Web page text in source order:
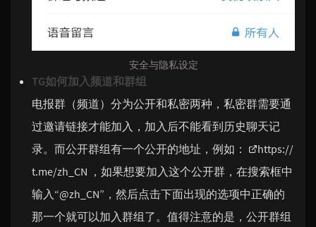
安全与隐私设定
TG如何加入频道和群组
电报群（频道）分为公开和私密两种，私密群需要通
过邀请链接才能加入，加入后不能看到历史聊天记
录。而公开群组有一个公开的地址，例如：
https://
t.me/zh_CN ，如果想要加入这个公开群，在搜索框中
输入“@zh_CN”，然后点击下面出现的选项中正确的
那一个就可以加入群组了。值得注意的是，公开群组